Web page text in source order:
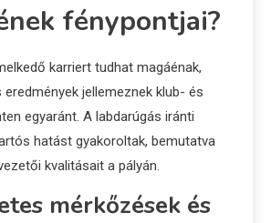
fénypontjai?
karriert tudhat magáénak,
jellemeznek klub- és
egyaránt. A labdarúgás iránti
hatást gyakoroltak, bemutatva
kvalitásait a pályán.
mérkőzések és